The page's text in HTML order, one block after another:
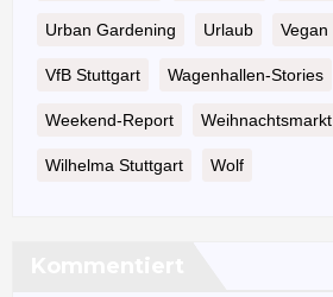
Urban Gardening Urlaub Vegan
VfB Stuttgart Wagenhallen-Stories
Weekend-Report Weihnachtsmarkt
Wilhelma Stuttgart Wolf